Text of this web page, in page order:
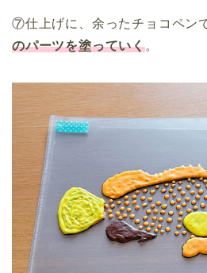
⑦仕上げに、余ったチョコペン
のパーツを塗っていく。